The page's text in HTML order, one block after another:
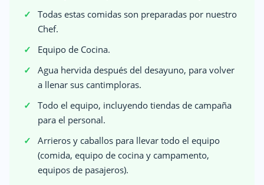
Todas estas comidas son preparadas por nuestro
Chef.
Equipo de Cocina.
Agua hervida después del desayuno, para volver
a llenar sus cantimploras.
Todo el equipo, incluyendo tiendas de campaña
para el personal.
Arrieros y caballos para llevar todo el equipo
(comida, equipo de cocina y campamento,
equipos de pasajeros).